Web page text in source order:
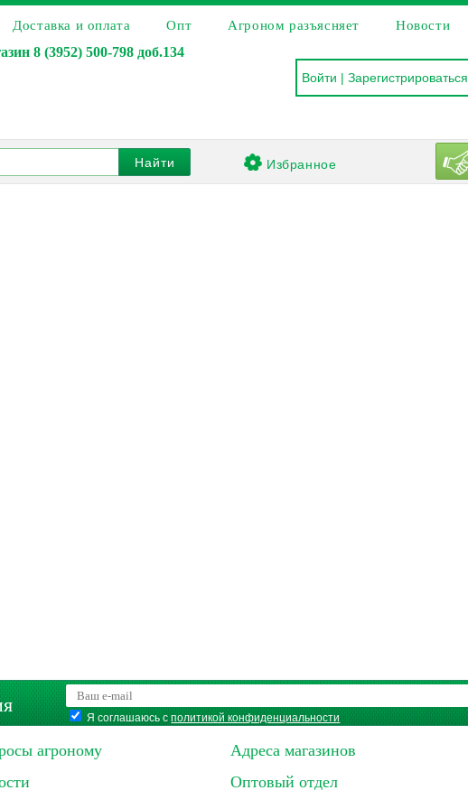
Доставка и оплата Опт Агроном разъясняет Новости
8 (3952) 500-798 доб.134
Войти | Зарегистрироваться
Найти Избранное
Я соглашаюсь сполитикой конфиденциальности
агроному
Адреса магазинов
Оптовый отдел